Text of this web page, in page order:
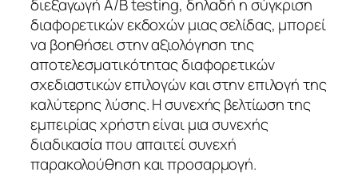
διεξαγωγή A/B testing, δηλαδή η σύγκριση
διαφορετικών εκδοχών μιας σελίδας, μπορεί
να βοηθήσει στην αξιολόγηση της
αποτελεσματικότητας διαφορετικών
σχεδιαστικών επιλογών και στην επιλογή της
καλύτερης λύσης. Η συνεχής βελτίωση της
εμπειρίας χρήστη είναι μια συνεχής
διαδικασία που απαιτεί συνεχή
παρακολούθηση και προσαρμογή.